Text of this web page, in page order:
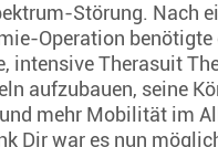
Störung. Nach
Operation benötigte
intensive Therasuit
aufzubauen, seine
mehr Mobilität im
Dir war es nun